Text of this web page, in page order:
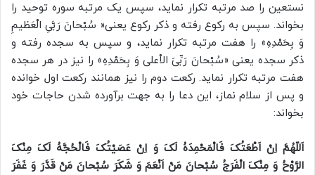
نستعین را صد مرتبه تکرار نماید، سپس یک مرتبه سوره توحید را
بخواند. سپس به رکوع رفته و ذکر رکوع یعنی« سُبْحانَ رَبَّىِ الْعَظیمِ
وَ بِحَمْدِهِ» را هفت مرتبه تکرار نماید، و سپس به سجده رفته و
ذکر سجده یعنی «سُبْحانَ رَبِّىَ الاْعلى وَ بِحَمْدِهِ» را نیز در هر سجده
هفت مرتبه تکرار نماید. رکعت دوم را نیز همانند رکعت اول خوانده
و پس از سلام نماز، این دعا را به جهت برآورده شدن حاجات خود
بخواند:
اَللّهُمَّ اِنْ اَطْعَتُکَ فَالْمَحْمِدَهُ لَکَ وَ اِنْ عَصَیْتُکَ فَالْحُجَّهُ لَکَ مِنْکَ
الرَّوْحُ وَ مِنْکَ الْفَرَجُ سُبْحانَ مَنْ اَنْعَمَ وَ شَکَرَ سُبْحانَ مَنْ قَدَّرَ وَ غَفَرَ